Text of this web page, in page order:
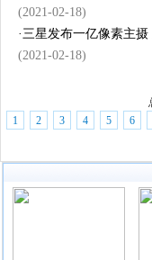
(2021-02-18)
·三星发布一亿像素主
(2021-02-18)
1
2 3 4 5 6